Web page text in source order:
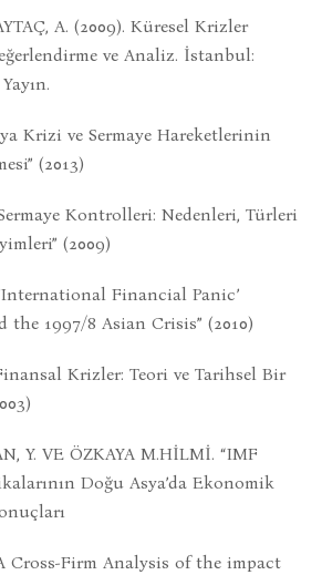
A. (2009). Küresel Krizler
ve Analiz. İstanbul:
Krizi ve Sermaye Hareketlerinin
(2013)
Kontrolleri: Nedenleri, Türleri
(2009)
Financial Panic’
the 1997/8 Asian Crisis” (2010)
Krizler: Teori ve Tarihsel Bir
Y. VE ÖZKAYA M.HİLMİ. “IMF
Doğu Asya’da Ekonomik
Cross-Firm Analysis of the impact